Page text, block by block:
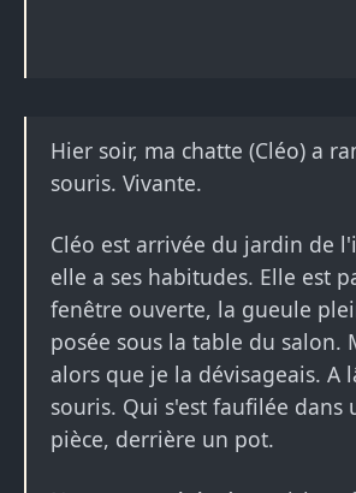
Hier soir, ma chatte (Cléo) a
souris. Vivante.
Cléo est arrivée du jardin de
elle a ses habitudes. Elle est
fenêtre ouverte, la gueule
posée sous la table du salon.
alors que je la dévisageais. A
souris. Qui s'est faufilée dans
pièce, derrière un pot.